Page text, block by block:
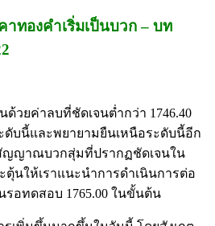
าทองคำเริ่มเป็นบวก – บท
วยค่าลบที่ชัดเจนต่ำกว่า 1746.40
ดับนี้และพยายามยืนเหนือระดับนี้อีก
ญญาณบวกสุ่มที่ปรากฏชัดเจนใน
ตุ้นให้เราแนะนำการดำเนินการต่อ
อทดสอบ 1765.00 ในขั้นต้น